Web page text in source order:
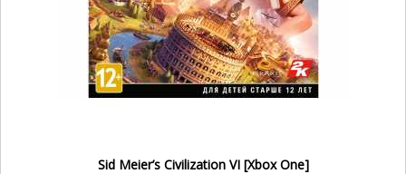
Sid Meier’s Civilization VI [Xbox One]